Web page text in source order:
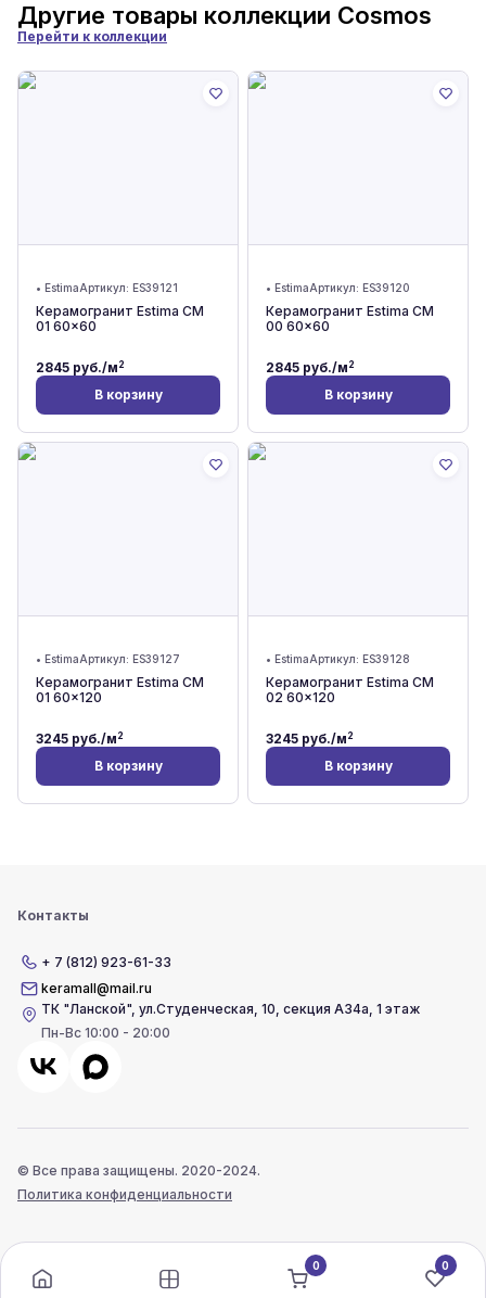
Другие товары коллекции Cosmos
Перейти к коллекции
• EstimaАртикул: ES39121
Керамогранит Estima CM
01 60x60
2845 руб./м2
В корзину
• EstimaАртикул: ES39120
Керамогранит Estima CM
00 60x60
2845 руб./м2
В корзину
• EstimaАртикул: ES39127
Керамогранит Estima CM
01 60x120
3245 руб./м2
В корзину
• EstimaАртикул: ES39128
Керамогранит Estima CM
02 60x120
3245 руб./м2
В корзину
Контакты
+ 7 (812) 923-61-33
keramall@mail.ru
ТК "Ланской",ул.Студенческая, 10, секция А34а, 1 этаж
Пн-Вс 10:00 - 20:00
© Все права защищены. 2020-2024.
Политика конфиденциальности
0 0